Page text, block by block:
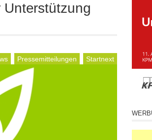
Pressemitteilungen Startnext